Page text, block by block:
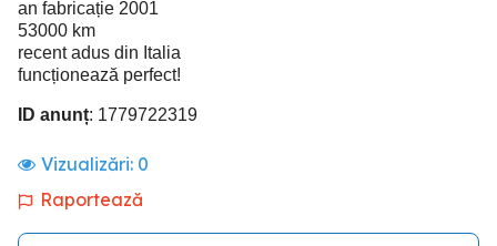
an fabricație 2001
53000 km
recent adus din Italia
funcționează perfect!
ID anunț: 1779722319
Vizualizări: 0
Raportează